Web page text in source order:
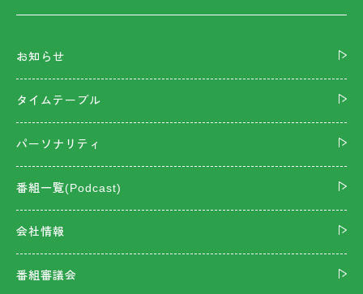
お知らせ
タイムテーブル
パーソナリティ
番組一覧(Podcast)
会社情報
番組審議会